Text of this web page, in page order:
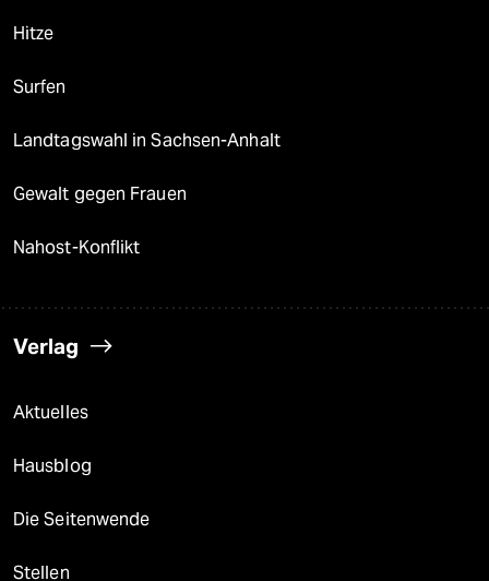
Hitze
Surfen
Landtagswahl in Sachsen-Anhalt
Gewalt gegen Frauen
Nahost-Konflikt
Verlag
Aktuelles
Hausblog
Die Seitenwende
Stellen